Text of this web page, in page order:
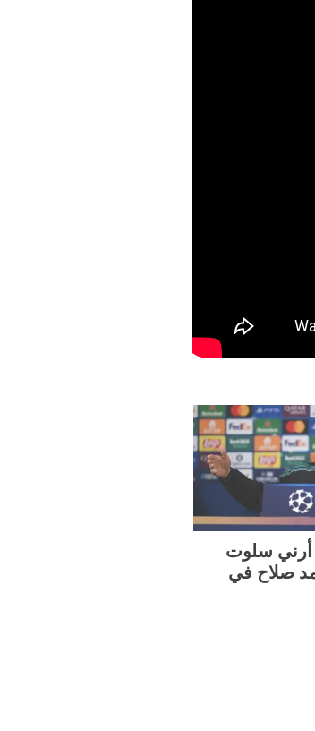
أرني سلوت
صلاح في